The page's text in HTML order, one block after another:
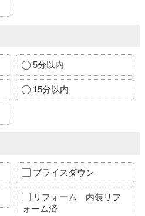
5分以内
15分以内
プライスダウン
リフォーム 内装リフ
ォーム済